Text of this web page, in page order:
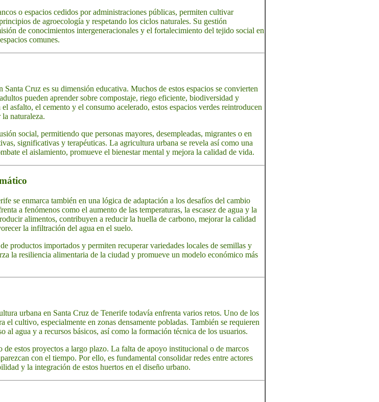
o espacios cedidos por administraciones públicas, permiten cultivar
de agroecología y respetando los ciclos naturales. Su gestión
de conocimientos intergeneracionales y el fortalecimiento del tejido social en
comunes.
Cruz es su dimensión educativa. Muchos de estos espacios se convierten
pueden aprender sobre compostaje, riego eficiente, biodiversidad y
asfalto, el cemento y el consumo acelerado, estos espacios verdes reintroducen
naturaleza.
social, permitiendo que personas mayores, desempleadas, migrantes o en
significativas y terapéuticas. La agricultura urbana se revela así como una
el aislamiento, promueve el bienestar mental y mejora la calidad de vida.
se enmarca también en una lógica de adaptación a los desafíos del cambio
a fenómenos como el aumento de las temperaturas, la escasez de agua y la
alimentos, contribuyen a reducir la huella de carbono, mejorar la calidad
la infiltración del agua en el suelo.
productos importados y permiten recuperar variedades locales de semillas y
la resiliencia alimentaria de la ciudad y promueve un modelo económico más
urbana en Santa Cruz de Tenerife todavía enfrenta varios retos. Uno de los
cultivo, especialmente en zonas densamente pobladas. También se requieren
al agua y a recursos básicos, así como la formación técnica de los usuarios.
estos proyectos a largo plazo. La falta de apoyo institucional o de marcos
con el tiempo. Por ello, es fundamental consolidar redes entre actores
y la integración de estos huertos en el diseño urbano.